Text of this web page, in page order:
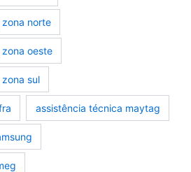
norte
oeste
sul
assistência técnica maytag